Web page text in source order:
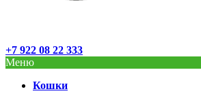
+7 922 08 22 333
Меню
Кошки